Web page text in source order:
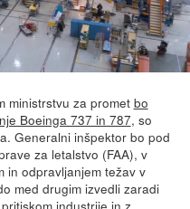
ministrstvu za promet bo
Boeinga 737 in 787, so
Generalni inšpektor bo pod
za letalstvo (FAA), v
in odpravljanjem težav v
med drugim izvedli zaradi
industrije in z